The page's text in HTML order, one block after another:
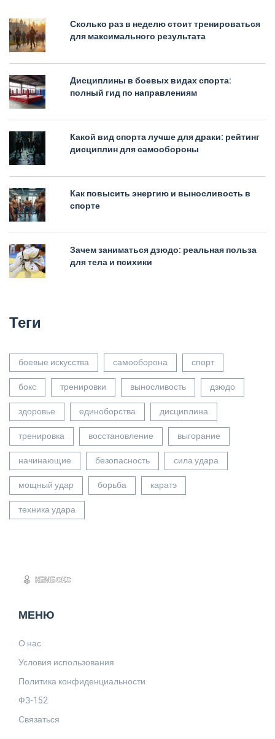
Сколько раз в неделю стоит тренироваться
для максимального результата
Дисциплины в боевых видах спорта:
полный гид по направлениям
Какой вид спорта лучше для драки: рейтинг
дисциплин для самообороны
Как повысить энергию и выносливость в
спорте
Зачем заниматься дзюдо: реальная польза
для тела и психики
Теги
боевые искусства самооборона
спорт
бокс
тренировки выносливость
дзюдо
здоровье
единоборства
дисциплина
тренировка
восстановление
выгорание
начинающие
безопасность
сила удара
мощный удар
борьба
каратэ
техника удара
МЕНЮ
О нас
Условия использования
Политика конфиденциальности
ФЗ-152
Связаться